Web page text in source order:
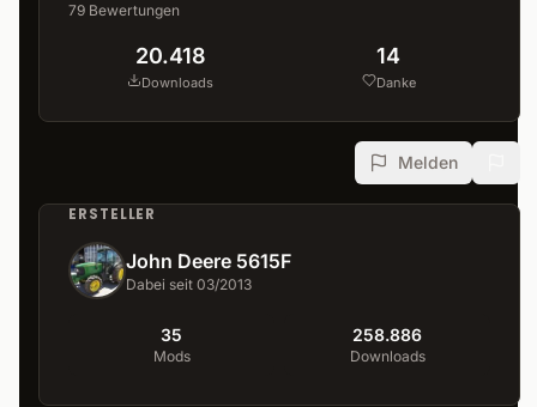
79 Bewertungen
20.418
Downloads
14
Danke
Melden
ERSTELLER
John Deere 5615F
Dabei seit 03/2013
35
Mods
258.886
Downloads